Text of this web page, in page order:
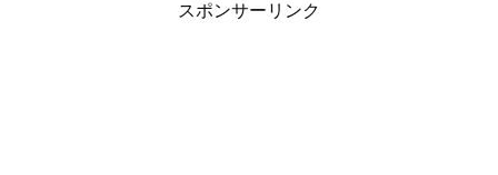
スポンサーリンク